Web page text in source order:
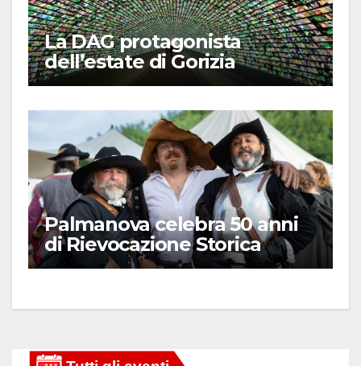
La DAG protagonista
dell’estate di Gorizia
Palmanova celebra 50 anni
di Rievocazione Storica